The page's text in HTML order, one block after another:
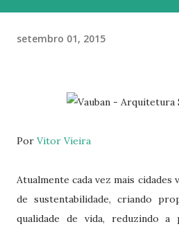
setembro 01, 2015
Por Vitor Vieira
Atualmente cada vez mais cidades
de sustentabilidade, criando
qualidade de vida, reduzindo a